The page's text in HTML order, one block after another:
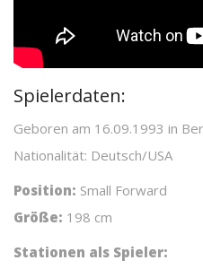
Spielerdaten:
Geboren am 16.09.1993 in
Nationalität: Deutsch/USA
Position: Small Forward
Größe: 198 cm
Stationen als Spieler: